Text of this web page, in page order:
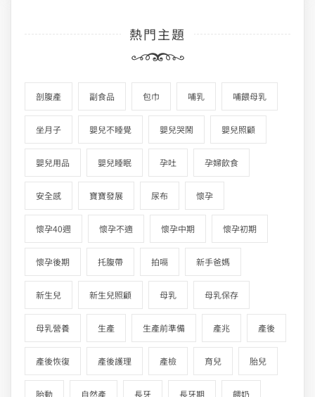
熱門主題
剖腹產 副食品 包巾 哺乳 哺餵母乳
坐月子 嬰兒不睡覺 嬰兒哭鬧 嬰兒照顧
嬰兒用品 嬰兒睡眠 孕吐 孕婦飲食
安全感 寶寶發展 尿布 懷孕
懷孕40週 懷孕不適 懷孕中期 懷孕初期
懷孕後期 托腹帶 拍嗝 新手爸媽
新生兒 新生兒照顧 母乳 母乳保存
母乳營養 生產 生產前準備 產兆 產後
產後恢復 產後護理 產檢 育兒 胎兒
胎動 自然產 長牙 長牙期 餵奶